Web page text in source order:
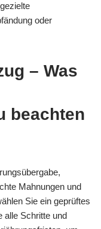
oder
– Was
beachten
Mahnungen und
Sie ein geprüftes
alle Schritte und